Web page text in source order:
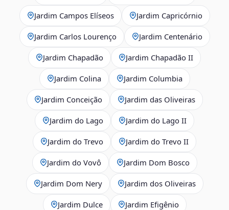
Jardim Campos Elíseos Jardim Capricórnio
Jardim Carlos Lourenço Jardim Centenário
Jardim Chapadão Jardim Chapadão II
Jardim Colina Jardim Columbia
Jardim Conceição Jardim das Oliveiras
Jardim do Lago Jardim do Lago II
Jardim do Trevo Jardim do Trevo II
Jardim do Vovô Jardim Dom Bosco
Jardim Dom Nery Jardim dos Oliveiras
Jardim Dulce Jardim Efigênio